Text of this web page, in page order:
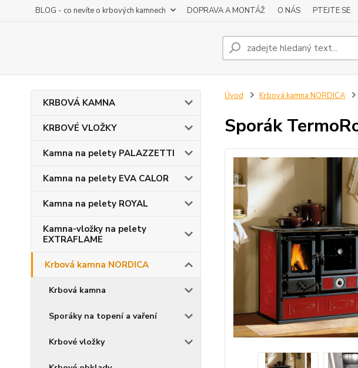
BLOG - co nevíte o krbových kamnech DOPRAVA A MONTÁŽ O NÁS PTEJTE SE
KRBOVÁ KAMNA
KRBOVÉ VLOŽKY
Kamna na pelety PALAZZETTI
Kamna na pelety EVA CALOR
Kamna na pelety ROYAL
Kamna-vložky na pelety
EXTRAFLAME
Krbová kamna NORDICA
Krbová kamna
Sporáky na topení a vaření
Krbové vložky
Úvod Krbová kamna NORDICA
Sporák